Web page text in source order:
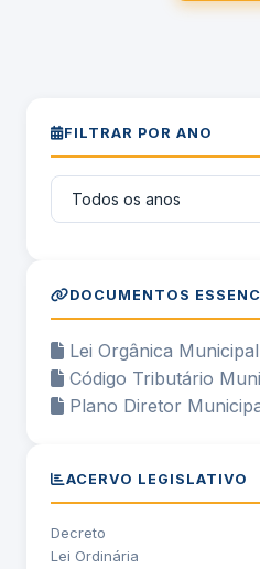
FILTRAR POR ANO
DOCUMENTOS
Lei Orgânica Municipal
Código Tributário
Plano Diretor
ACERVO LEGISLATIVO
Decreto
Lei Ordinária